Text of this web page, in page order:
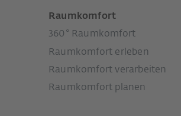
Raumkomfort
360° Raumkomfort
Raumkomfort erleben
Raumkomfort verarbeiten
Raumkomfort planen